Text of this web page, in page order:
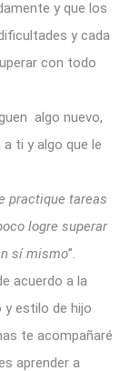
y que los
y cada
con todo
algo nuevo,
ti y algo que le
practique tareas
logre superar
sí mismo”.
acuerdo a la
y estilo de hijo
te acompañaré
aprender a